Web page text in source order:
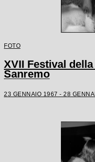
FOTO
XVII Festival
Sanremo
23 GENNAIO 1967 - 28